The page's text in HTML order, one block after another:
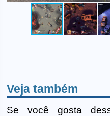
Veja também
Se você gosta